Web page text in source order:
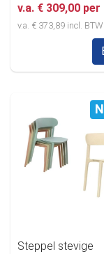
v.a. € 309,00
v.a. € 373,89 incl. BTW
Steppel stevige